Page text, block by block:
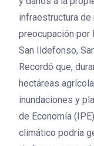
infraestructura de
preocupación por
San Ildefonso,
Recordó que,
hectáreas
inundaciones y
de Economía
climático podría